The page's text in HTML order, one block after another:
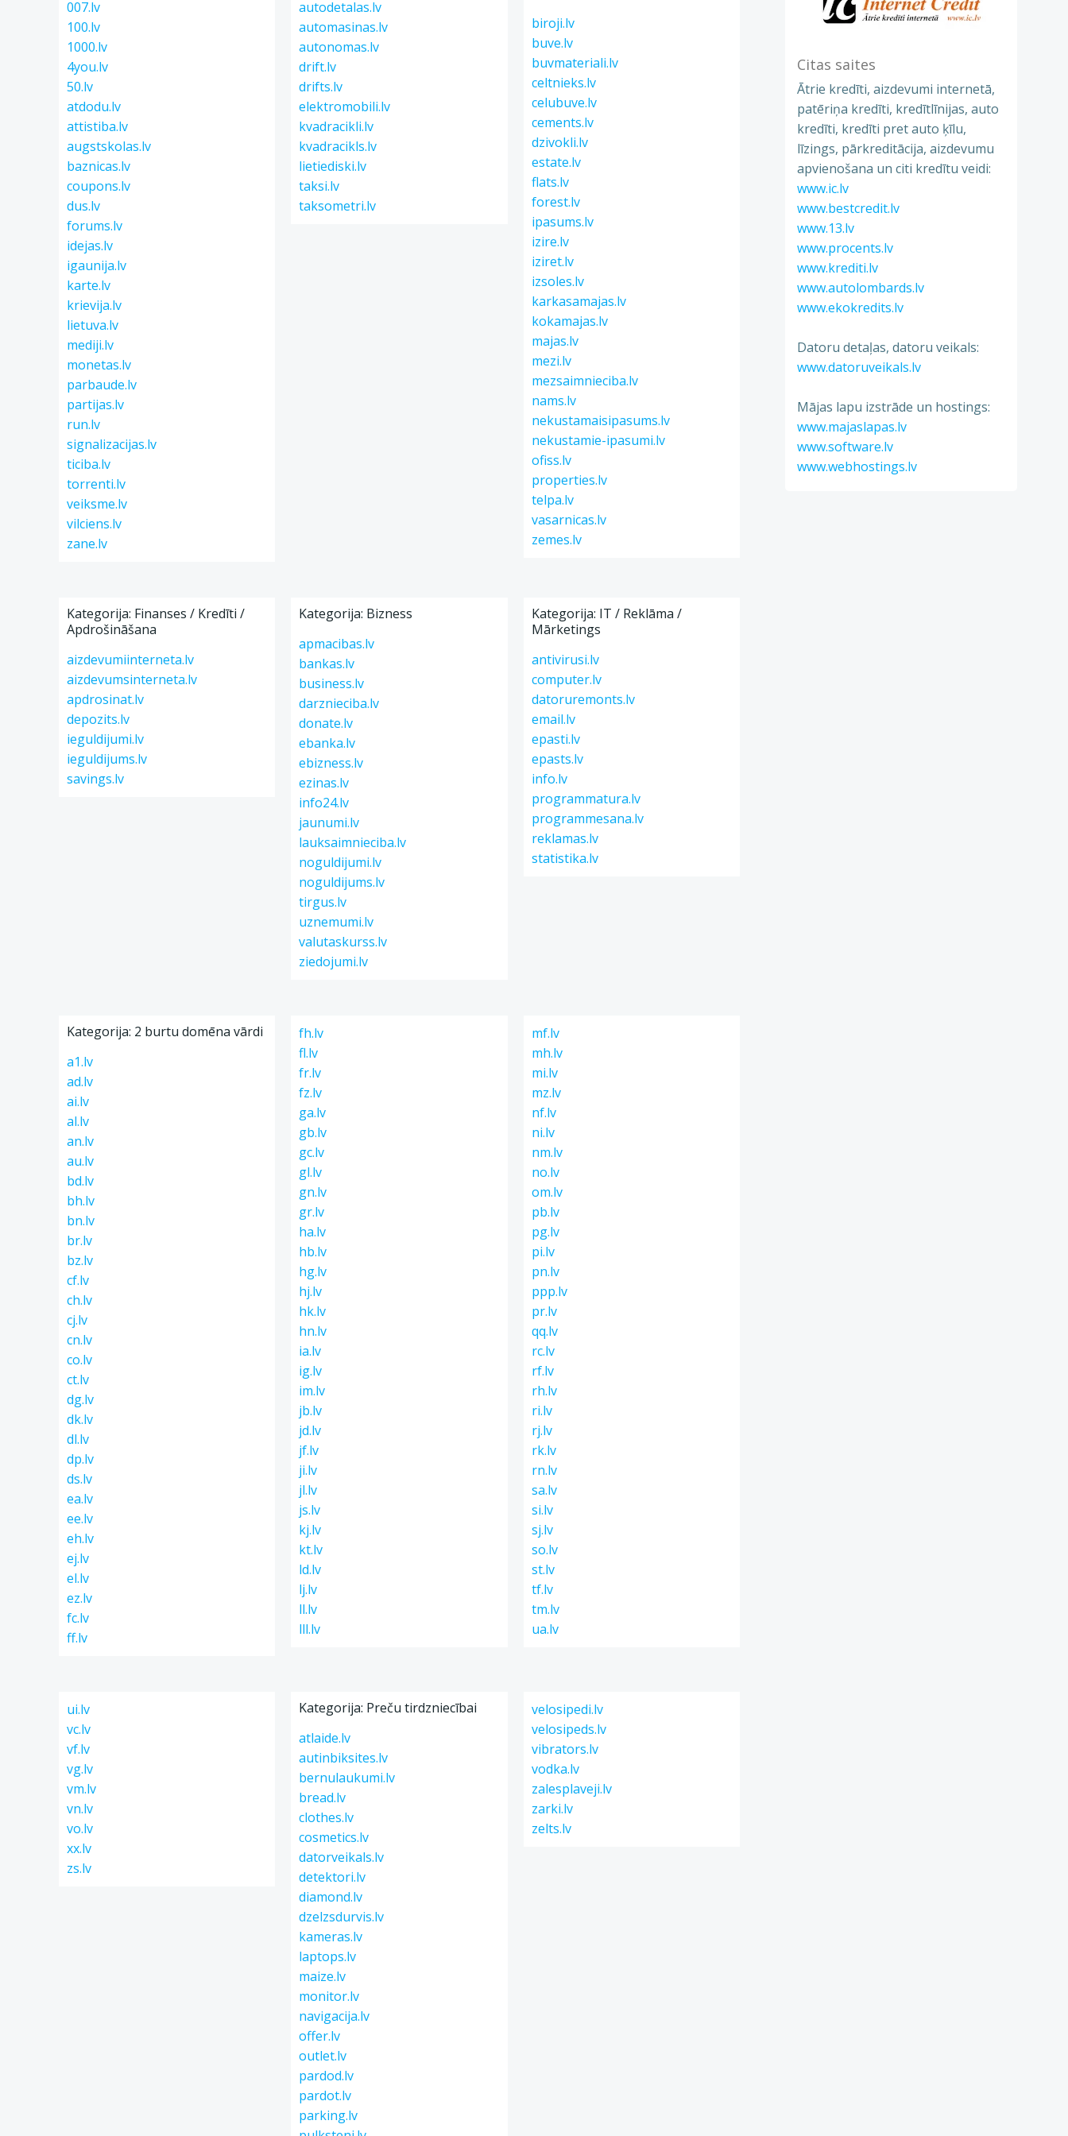
007.lv
100.lv
1000.lv
4you.lv
50.lv
atdodu.lv
attistiba.lv
augstskolas.lv
baznicas.lv
coupons.lv
dus.lv
forums.lv
idejas.lv
igaunija.lv
karte.lv
krievija.lv
lietuva.lv
mediji.lv
monetas.lv
parbaude.lv
partijas.lv
run.lv
signalizacijas.lv
ticiba.lv
torrenti.lv
veiksme.lv
vilciens.lv
zane.lv
autodetalas.lv
automasinas.lv
autonomas.lv
drift.lv
drifts.lv
elektromobili.lv
kvadracikli.lv
kvadracikls.lv
lietiediski.lv
taksi.lv
taksometri.lv
biroji.lv
buve.lv
buvmateriali.lv
celtnieks.lv
celubuve.lv
cements.lv
dzivokli.lv
estate.lv
flats.lv
forest.lv
ipasums.lv
izire.lv
iziret.lv
izsoles.lv
karkasamajas.lv
kokamajas.lv
majas.lv
mezi.lv
mezsaimnieciba.lv
nams.lv
nekustamaisipasums.lv
nekustamie-ipasumi.lv
ofiss.lv
properties.lv
telpa.lv
vasarnicas.lv
zemes.lv
Kategorija: Finanses / Kredīti /
Apdrošināšana
aizdevumiinterneta.lv
aizdevumsinterneta.lv
apdrosinat.lv
depozits.lv
ieguldijumi.lv
ieguldijums.lv
savings.lv
Kategorija: Bizness
apmacibas.lv
bankas.lv
business.lv
darznieciba.lv
donate.lv
ebanka.lv
ebizness.lv
ezinas.lv
info24.lv
jaunumi.lv
lauksaimnieciba.lv
noguldijumi.lv
noguldijums.lv
tirgus.lv
uznemumi.lv
valutaskurss.lv
ziedojumi.lv
Kategorija: IT / Reklāma /
Mārketings
antivirusi.lv
computer.lv
datoruremonts.lv
email.lv
epasti.lv
epasts.lv
info.lv
programmatura.lv
programmesana.lv
reklamas.lv
statistika.lv
Kategorija: 2 burtu domēna vārdi
a1.lv
ad.lv
ai.lv
al.lv
an.lv
au.lv
bd.lv
bh.lv
bn.lv
br.lv
bz.lv
cf.lv
ch.lv
cj.lv
cn.lv
co.lv
ct.lv
dg.lv
dk.lv
dl.lv
dp.lv
ds.lv
ea.lv
ee.lv
eh.lv
ej.lv
el.lv
ez.lv
fc.lv
ff.lv
fh.lv
fl.lv
fr.lv
fz.lv
ga.lv
gb.lv
gc.lv
gl.lv
gn.lv
gr.lv
ha.lv
hb.lv
hg.lv
hj.lv
hk.lv
hn.lv
ia.lv
ig.lv
im.lv
jb.lv
jd.lv
jf.lv
ji.lv
jl.lv
js.lv
kj.lv
kt.lv
ld.lv
lj.lv
ll.lv
lll.lv
mf.lv
mh.lv
mi.lv
mz.lv
nf.lv
ni.lv
nm.lv
no.lv
om.lv
pb.lv
pg.lv
pi.lv
pn.lv
ppp.lv
pr.lv
qq.lv
rc.lv
rf.lv
rh.lv
ri.lv
rj.lv
rk.lv
rn.lv
sa.lv
si.lv
sj.lv
so.lv
st.lv
tf.lv
tm.lv
ua.lv
ui.lv
vc.lv
vf.lv
vg.lv
vm.lv
vn.lv
vo.lv
xx.lv
zs.lv
Kategorija: Preču tirdzniecībai
atlaide.lv
autinbiksites.lv
bernulaukumi.lv
bread.lv
clothes.lv
cosmetics.lv
datorveikals.lv
detektori.lv
diamond.lv
dzelzsdurvis.lv
kameras.lv
laptops.lv
maize.lv
monitor.lv
navigacija.lv
offer.lv
outlet.lv
pardod.lv
pardot.lv
parking.lv
velosipedi.lv
velosipeds.lv
vibrators.lv
vodka.lv
zalesplaveji.lv
zarki.lv
zelts.lv
Citas saites
Ātrie kredīti, aizdevumi internetā,
patēriņa kredīti, kredītlīnijas, auto
kredīti, kredīti pret auto ķīlu,
līzings, pārkreditācija, aizdevumu
apvienošana un citi kredītu veidi:
www.ic.lv
www.bestcredit.lv
www.13.lv
www.procents.lv
www.krediti.lv
www.autolombards.lv
www.ekokredits.lv
Datoru detaļas, datoru veikals:
www.datoruveikals.lv
Mājas lapu izstrāde un hostings:
www.majaslapas.lv
www.software.lv
www.webhostings.lv